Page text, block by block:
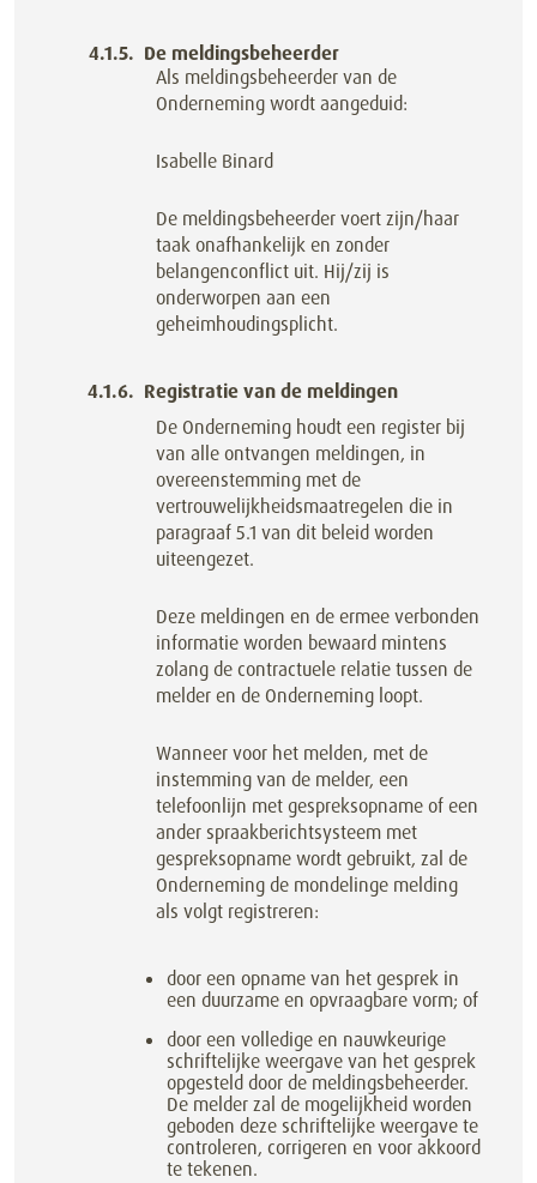
De meldingsbeheerder
Als meldingsbeheerder van de
Onderneming wordt aangeduid:
Isabelle Binard
De meldingsbeheerder voert zijn/haar
taak onafhankelijk en zonder
belangenconflict uit. Hij/zij is
onderworpen aan een
geheimhoudingsplicht.
Registratie van de meldingen
De Onderneming houdt een register bij
van alle ontvangen meldingen, in
overeenstemming met de
vertrouwelijkheidsmaatregelen die in
paragraaf 5.1 van dit beleid worden
uiteengezet.
Deze meldingen en de ermee verbonden
informatie worden bewaard mintens
zolang de contractuele relatie tussen de
melder en de Onderneming loopt.
Wanneer voor het melden, met de
instemming van de melder, een
telefoonlijn met gespreksopname of een
ander spraakberichtsysteem met
gespreksopname wordt gebruikt, zal de
Onderneming de mondelinge melding
als volgt registreren:
door een opname van het gesprek in
een duurzame en opvraagbare vorm; of
door een volledige en nauwkeurige
schriftelijke weergave van het gesprek
opgesteld door de meldingsbeheerder.
De melder zal de mogelijkheid worden
geboden deze schriftelijke weergave te
controleren, corrigeren en voor akkoord
te tekenen.